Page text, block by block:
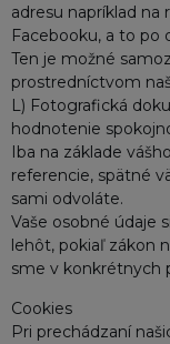
adresu napríklad
Facebooku, a to po
Ten je možné
prostredníctvom
L) Fotografická
hodnotenie
Iba na základe
referencie, spätné
sami odvoláte.
Vaše osobné údaje
lehôt, pokiaľ zákon
sme v konkrétnych
Cookies
Pri prechádzaní